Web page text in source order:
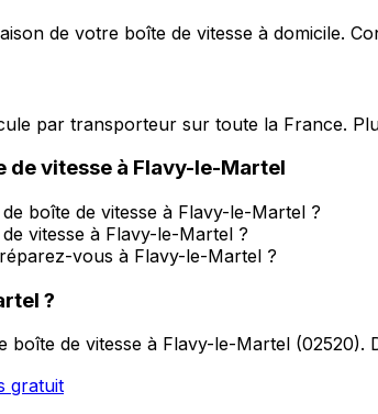
de votre boîte de vitesse à domicile.
par transporteur sur toute la France.
de vitesse à Flavy-le-Martel
boîte de vitesse à Flavy-le-Martel ?
vitesse à Flavy-le-Martel ?
vous à Flavy-le-Martel ?
?
boîte de vitesse à Flavy-le-Martel (02520).
gratuit